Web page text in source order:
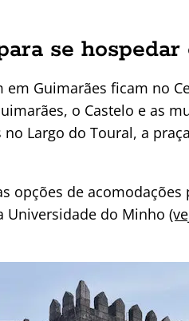
se hospedar
Guimarães ficam no
o Castelo e as
Largo do Toural, a
opções de acomodações
Universidade do Minho